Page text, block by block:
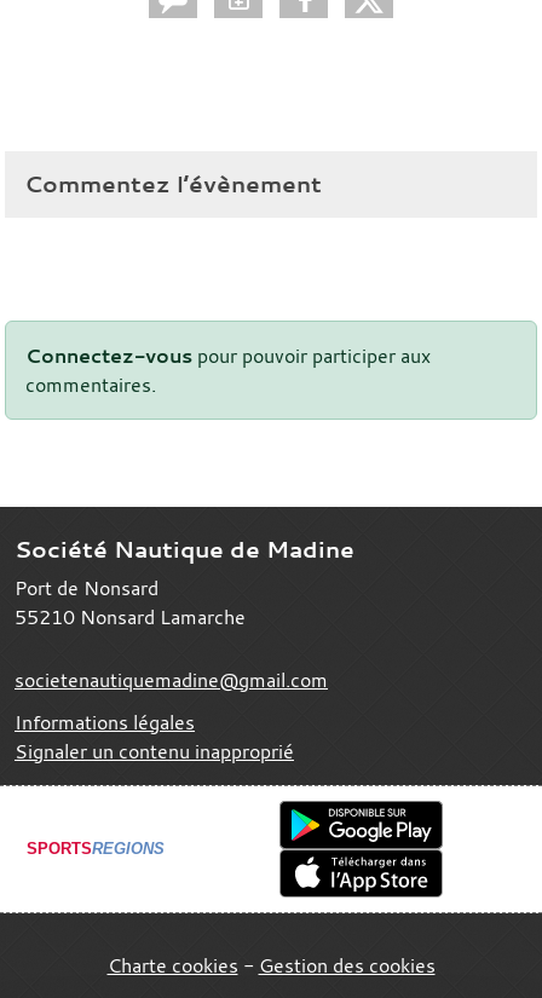
Commentez l’évènement
Connectez-vous pour pouvoir participer aux
commentaires.
Société Nautique de Madine
Port de Nonsard
55210 Nonsard Lamarche
societenautiquemadine@gmail.com
Informations légales
Signaler un contenu inapproprié
SPORTSREGIONS
Charte cookies Gestion des cookies